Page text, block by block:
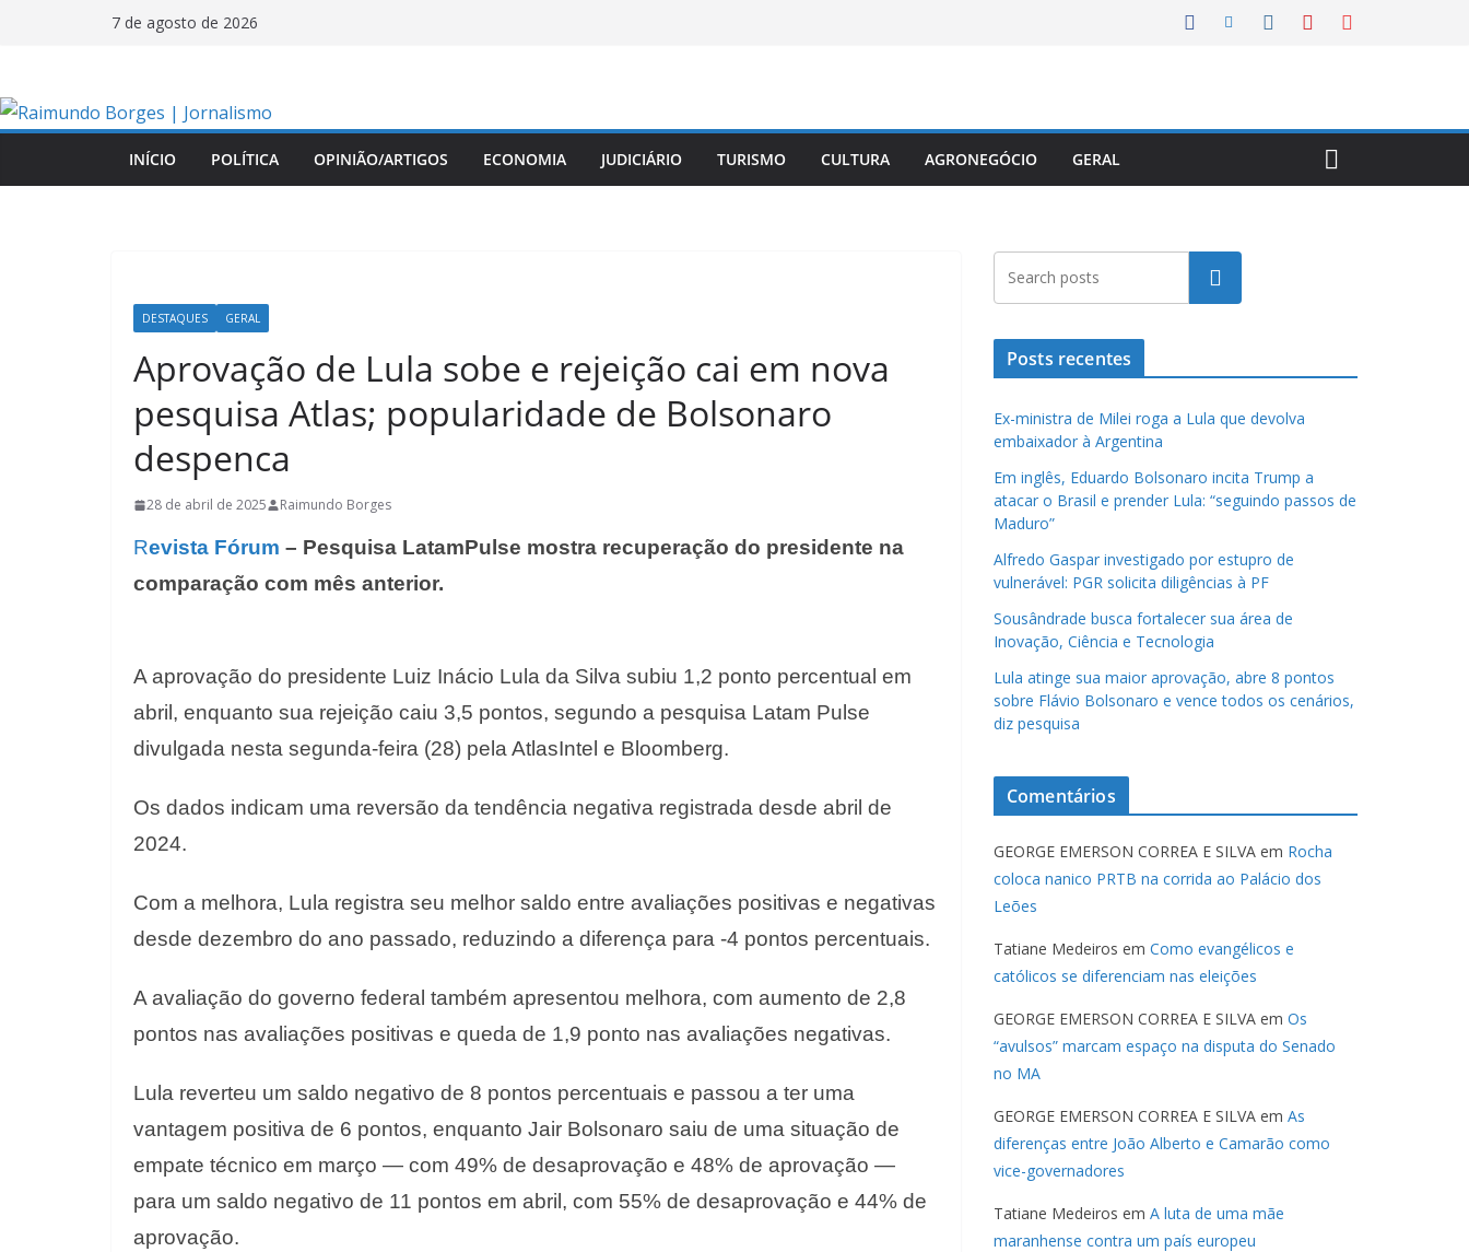
conteúdo
7 de agosto de 2026
INÍCIO POLÍTICA OPINIÃO/ARTIGOS ECONOMIA JUDICIÁRIO TURISMO CULTURA AGRONEGÓCIO GERAL
DESTAQUES GERAL
Aprovação de Lula sobe e rejeição cai em nova
pesquisa Atlas; popularidade de Bolsonaro
despenca
28 de abril de 2025 Raimundo Borges
Revista Fórum – Pesquisa LatamPulse mostra recuperação do presidente na
comparação com mês anterior.
A aprovação do presidente Luiz Inácio Lula da Silva subiu 1,2 ponto percentual em
abril, enquanto sua rejeição caiu 3,5 pontos, segundo a pesquisa Latam Pulse
divulgada nesta segunda-feira (28) pela AtlasIntel e Bloomberg.
Os dados indicam uma reversão da tendência negativa registrada desde abril de
2024.
Com a melhora, Lula registra seu melhor saldo entre avaliações positivas e negativas
desde dezembro do ano passado, reduzindo a diferença para -4 pontos percentuais.
A avaliação do governo federal também apresentou melhora, com aumento de 2,8
pontos nas avaliações positivas e queda de 1,9 ponto nas avaliações negativas.
Lula reverteu um saldo negativo de 8 pontos percentuais e passou a ter uma
vantagem positiva de 6 pontos, enquanto Jair Bolsonaro saiu de uma situação de
empate técnico em março — com 49% de desaprovação e 48% de aprovação —
para um saldo negativo de 11 pontos em abril, com 55% de desaprovação e 44% de
aprovação.
Pesquisar
Posts recentes
Ex-ministra de Milei roga a Lula que devolva
embaixador à Argentina
Em inglês, Eduardo Bolsonaro incita Trump a
atacar o Brasil e prender Lula: “seguindo passos de
Maduro”
Alfredo Gaspar investigado por estupro de
vulnerável: PGR solicita diligências à PF
Sousândrade busca fortalecer sua área de
Inovação, Ciência e Tecnologia
Lula atinge sua maior aprovação, abre 8 pontos
sobre Flávio Bolsonaro e vence todos os cenários,
diz pesquisa
Comentários
GEORGE EMERSON CORREA E SILVA em Rocha
coloca nanico PRTB na corrida ao Palácio dos
Leões
Tatiane Medeiros em Como evangélicos e
católicos se diferenciam nas eleições
GEORGE EMERSON CORREA E SILVA em Os
“avulsos” marcam espaço na disputa do Senado
no MA
GEORGE EMERSON CORREA E SILVA em As
diferenças entre João Alberto e Camarão como
vice-governadores
Tatiane Medeiros em A luta de uma mãe
maranhense contra um país europeu